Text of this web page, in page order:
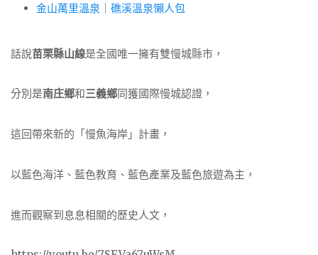
金山萬里溫泉
礁溪溫泉懶人包
話說苗栗縣山線是全國唯一擁有雙慢城縣市，
分別是南庄鄉和三義鄉同獲國際慢城認證，
這回帶來新的「慢魚海岸」計畫，
以藍色海洋、藍色教育、藍色產業及藍色旅遊為主，
進而觀察到息息相關的歷史人文，